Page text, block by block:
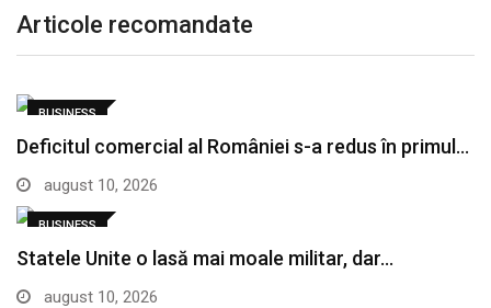
Articole recomandate
BUSINESS
Deficitul comercial al României s-a redus în primul…
august 10, 2026
BUSINESS
Statele Unite o lasă mai moale militar, dar…
august 10, 2026